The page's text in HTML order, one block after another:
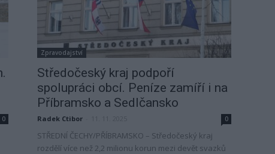
0
Zpravodajství
Středočeský kraj podpoří
spolupráci obcí. Peníze zamíří i na
Příbramsko a Sedlčansko
Radek Ctibor 0
STŘEDNÍ ČECHY/PŘÍBRAMSKO – Středočeský kraj
rozdělí více než 2,2 milionu korun mezi devět svazků